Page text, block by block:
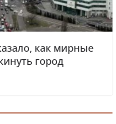
как мирные
город